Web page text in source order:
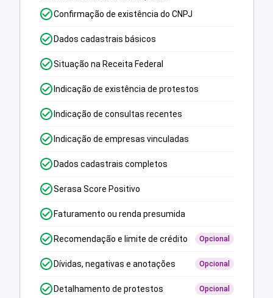
Confirmação de existência do CNPJ
Dados cadastrais básicos
Situação na Receita Federal
Indicação de existência de protestos
Indicação de consultas recentes
Indicação de empresas vinculadas
Dados cadastrais completos
Serasa Score Positivo
Faturamento ou renda presumida
Recomendação e limite de crédito Opcional
Dívidas, negativas e anotações Opcional
Detalhamento de protestos Opcional